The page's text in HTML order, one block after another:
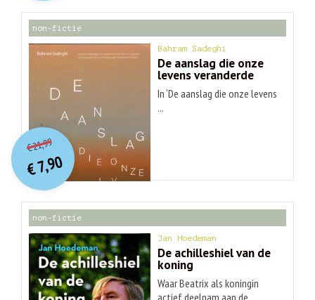
non-fictie
Bahram Sadeghi
De aanslag die onze
levens veranderde
In ‘De aanslag die onze levens
...
€21,99O
orspr
onkelijke
prijs
was:
€ 21,99.
€7,90
Huidige
prijs
is:
€ 7,90.
non-fictie
Jan Hoedeman
De achilleshiel van de
koning
Waar Beatrix als koningin
actief deelnam aan de ...